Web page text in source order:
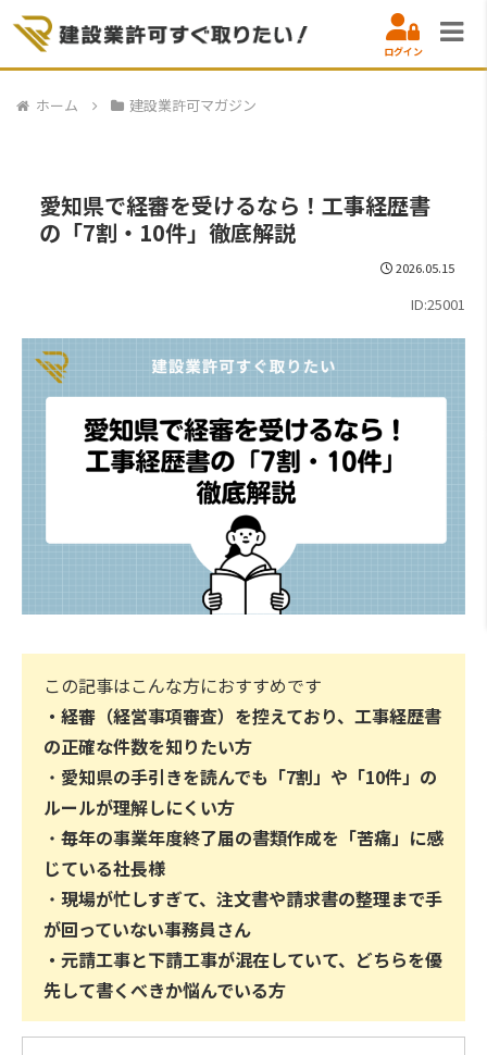
ログイン
ホーム 建設業許可マガジン
愛知県で経審を受けるなら！工事経歴書
の「7割・10件」徹底解説
2026.05.15
ID:25001
この記事はこんな方におすすめです
・ 経審（経営事項審査）を控えており、工事経歴書
の正確な件数を知りたい方
・ 愛知県の手引きを読んでも「7割」や「10件」の
ルールが理解しにくい方
・ 毎年の事業年度終了届の書類作成を「苦痛」に感
じている社長様
・ 現場が忙しすぎて、注文書や請求書の整理まで手
が回っていない事務員さん
・ 元請工事と下請工事が混在していて、どちらを優
先して書くべきか悩んでいる方